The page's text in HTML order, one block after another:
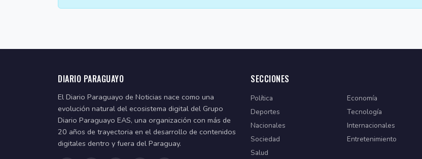
DIARIO PARAGUAYO
El Diario Paraguayo de Noticias nace como una
evolución natural del ecosistema digital del Grupo
Diario Paraguayo EAS, una organización con más de
20 años de trayectoria en el desarrollo de contenidos
digitales dentro y fuera del Paraguay.
SECCIONES
Política
Economía
Deportes
Tecnología
Nacionales
Internacionales
Sociedad
Entretenimiento
Salud